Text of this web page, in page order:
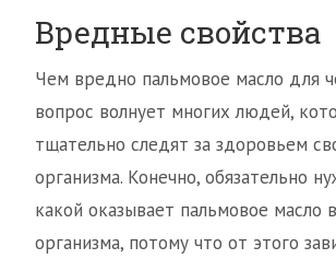
Вредные свойства
Чем вредно пальмовое масло для
вопрос волнует многих людей,
тщательно следят за здоровьем
организма. Конечно, обязательно
какой оказывает пальмовое масло
организма, потому что от этого